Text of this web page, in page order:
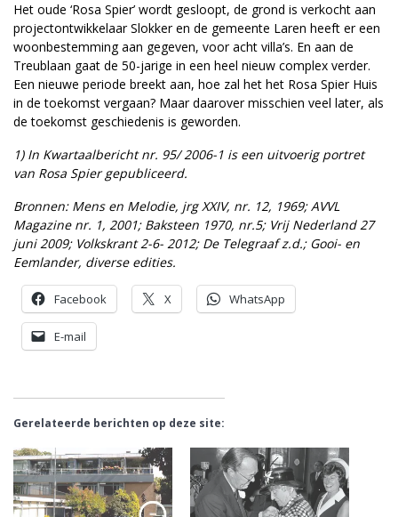
Het oude ‘Rosa Spier’ wordt gesloopt, de grond is verkocht aan
projectontwikkelaar Slokker en de gemeente Laren heeft er een
woonbestemming aan gegeven, voor acht villa’s. En aan de
Treublaan gaat de 50-jarige in een heel nieuw complex verder.
Een nieuwe periode breekt aan, hoe zal het het Rosa Spier Huis
in de toekomst vergaan? Maar daarover misschien veel later, als
de toekomst geschiedenis is geworden.
1) In Kwartaalbericht nr. 95/ 2006-1 is een uitvoerig portret
van Rosa Spier gepubliceerd.
Bronnen: Mens en Melodie, jrg XXIV, nr. 12, 1969; AVVL
Magazine nr. 1, 2001; Baksteen 1970, nr.5; Vrij Nederland 27
juni 2009; Volkskrant 2-6- 2012; De Telegraaf z.d.; Gooi- en
Eemlander, diverse edities.
Facebook X WhatsApp
E-mail
Gerelateerde berichten op deze site: